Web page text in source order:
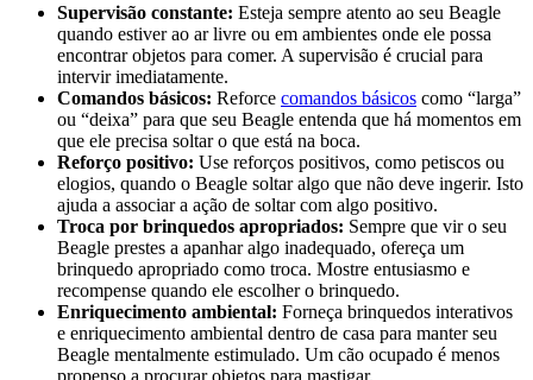
Supervisão constante: Esteja sempre atento ao seu Beagle
quando estiver ao ar livre ou em ambientes onde ele possa
encontrar objetos para comer. A supervisão é crucial para
intervir imediatamente.
Comandos básicos: Reforce comandos básicos como “larga”
ou “deixa” para que seu Beagle entenda que há momentos em
que ele precisa soltar o que está na boca.
Reforço positivo: Use reforços positivos, como petiscos ou
elogios, quando o Beagle soltar algo que não deve ingerir. Isto
ajuda a associar a ação de soltar com algo positivo.
Troca por brinquedos apropriados: Sempre que vir o seu
Beagle prestes a apanhar algo inadequado, ofereça um
brinquedo apropriado como troca. Mostre entusiasmo e
recompense quando ele escolher o brinquedo.
Enriquecimento ambiental: Forneça brinquedos interativos
e enriquecimento ambiental dentro de casa para manter seu
Beagle mentalmente estimulado. Um cão ocupado é menos
propenso a procurar objetos para mastigar.